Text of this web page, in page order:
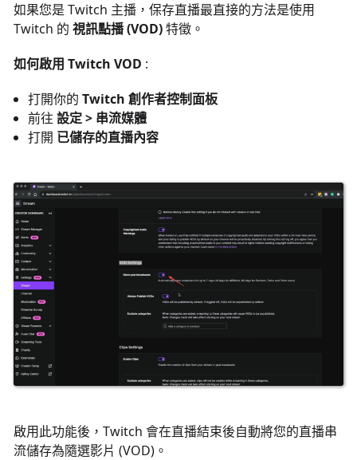
如果您是 Twitch 主播，保存直播最直接的方法是使用
Twitch 的 視訊點播 (VOD)特徵。
如何啟用 Twitch VOD :
打開你的 Twitch 創作者控制面板
前往 設定 > 串流媒體
打開 已儲存的直播內容
啟用此功能後，Twitch 會在直播結束後自動將您的直播串
流儲存為隨選影片 (VOD)。